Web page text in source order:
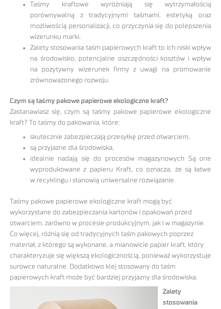
Taśmy kraftowe wyróżniają się wytrzymałością
porównywalną z tradycyjnymi taśmami, estetyką oraz
możliwością personalizacji, co przyczynia się do polepszenia
wizerunku marki.
Zalety stosowania taśm papierowych kraft to ich niski wpływ
na środowisko, potencjalne oszczędności kosztów i wpływ
na pozytywny wizerunek firmy z uwagi na promowanie
zrównoważonego rozwoju.
Czym są taśmy pakowe papierowe ekologiczne kraft?
Zastanawiasz się, czym są taśmy pakowe papierowe ekologiczne
kraft? To taśmy do pakowania, które:
skutecznie zabezpieczają przesyłkę przed otwarciem,
są przyjazne dla środowiska,
idealnie nadają się do procesów magazynowych Są one
wyprodukowane z papieru Kraft, co oznacza, że są łatwe
w recyklingu i stanowią uniwersalne rozwiązanie.
Taśmy pakowe papierowe ekologiczne kraft mogą być
wykorzystane do zabezpieczania kartonów i opakowań przed
otwarciem, zarówno w procesie produkcyjnym, jak i w magazynie.
Co więcej, różnią się od tradycyjnych taśm pakowych poprzez
materiał, z którego są wykonane, a mianowicie papier kraft, który
charakteryzuje się większą ekologicznością, ponieważ wykorzystuje
surowce naturalne. Dodatkowo klej stosowany do taśm
papierowych kraft może być bardziej przyjazny dla środowiska.
Zalety
stosowania